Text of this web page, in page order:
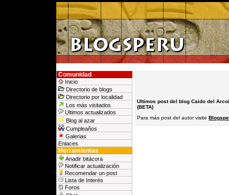
Comunidad
Inicio
Directorio de blogs
Directorio por localidad
Los más visitados
Ultimos actualizados
Blog al azar
Cumpleaños
Galerias
Enlaces
Herramientas
Anadir bitácora
Notificar actualización
Recomendar un post
Lista de Interés
Foros
Ultimos post del blog Caido del
(BETA)
Para más post del autor visite